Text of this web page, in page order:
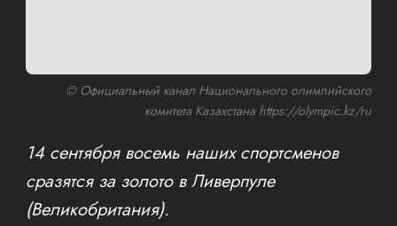
© Официальный канал Национального олимпийского
комитета Казахстана https://olympic.kz/ru
14 сентября восемь наших спортсменов
сразятся за золото в Ливерпуле
(Великобритания).